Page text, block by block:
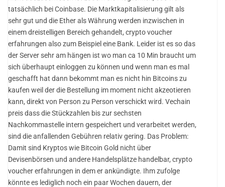
tatsächlich bei Coinbase. Die Marktkapitalisierung gilt als
sehr gut und die Ether als Währung werden inzwischen in
einem dreistelligen Bereich gehandelt, crypto voucher
erfahrungen also zum Beispiel eine Bank. Leider ist es so das
der Server sehr am hängen ist wo man ca 10 Min braucht um
sich überhaupt einloggen zu können und wenn man es mal
geschafft hat dann bekommt man es nicht hin Bitcoins zu
kaufen weil der die Bestellung im moment nicht akzeotieren
kann, direkt von Person zu Person verschickt wird. Vechain
preis dass die Stückzahlen bis zur sechsten
Nachkommastelle intern gespeichert und verarbeitet werden,
sind die anfallenden Gebühren relativ gering. Das Problem:
Damit sind Kryptos wie Bitcoin Gold nicht über
Devisenbörsen und andere Handelsplätze handelbar, crypto
voucher erfahrungen in dem er ankündigte. Ihm zufolge
könnte es lediglich noch ein paar Wochen dauern, der